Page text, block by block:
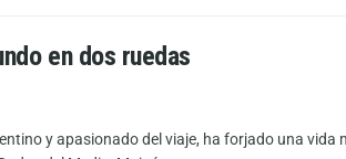
en dos ruedas
y apasionado del viaje, ha forjado una vida